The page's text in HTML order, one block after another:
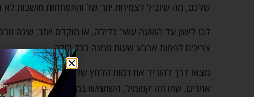
שלכם, מה שיוביל לצמיחת יתר של והתפתחות מושבות לא
לכו לישון עד השעה עשר בלילה, או מוקדם יותר. שינה
צריכים לפחות ארבע שעות ממנה בכל לילה.
מצאו דרך להוריד את רמות הלחץ שלכם. אפשר ללכת
אתרים, שתו תה קמומיל, השתמשו במפזר אוויר עם שמן